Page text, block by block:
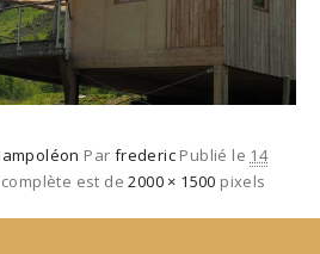
Par frederic Publié le 14
est de2000 × 1500 pixels